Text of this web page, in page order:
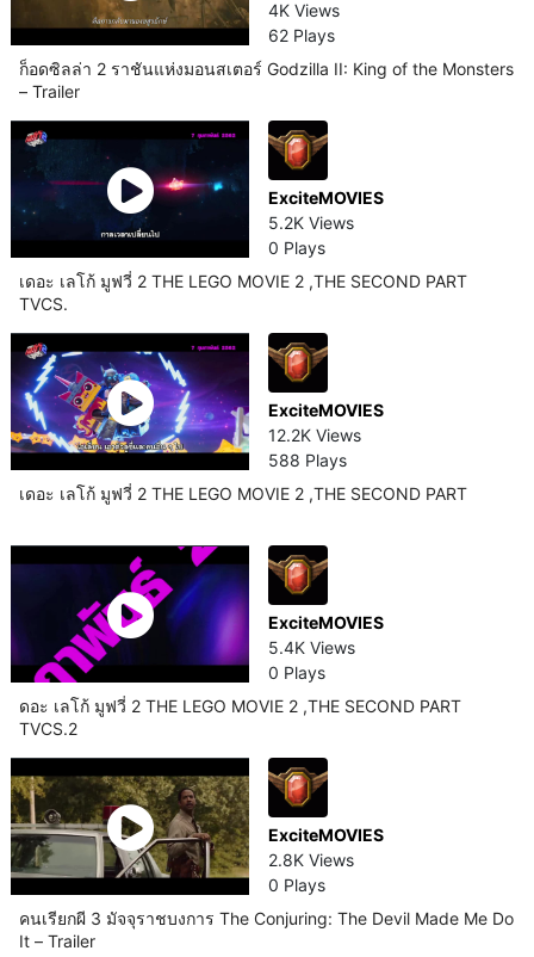
4K Views
62 Plays
ก็อดซิลล่า 2 ราชันแห่งมอนสเตอร์ Godzilla II: King of the Monsters
– Trailer
ExciteMOVIES
5.2K Views
0 Plays
เดอะ เลโก้ มูฟวี่ 2 THE LEGO MOVIE 2 ,THE SECOND PART
TVCS.
ExciteMOVIES
12.2K Views
588 Plays
เดอะ เลโก้ มูฟวี่ 2 THE LEGO MOVIE 2 ,THE SECOND PART
ExciteMOVIES
5.4K Views
0 Plays
ดอะ เลโก้ มูฟวี่ 2 THE LEGO MOVIE 2 ,THE SECOND PART
TVCS.2
ExciteMOVIES
2.8K Views
0 Plays
คนเรียกผี 3 มัจจุราชบงการ The Conjuring: The Devil Made Me Do
It – Trailer